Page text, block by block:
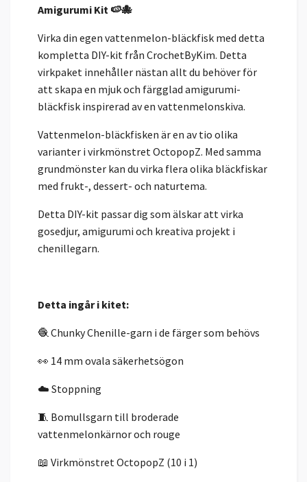
Amigurumi Kit 🍉🐙
Virka din egen vattenmelon-bläckfisk med detta
kompletta DIY-kit från CrochetByKim. Detta
virkpaket innehåller nästan allt du behöver för
att skapa en mjuk och färgglad amigurumi-
bläckfisk inspirerad av en vattenmelonskiva.
Vattenmelon-bläckfisken är en av tio olika
varianter i virkmönstret OctopopZ. Med samma
grundmönster kan du virka flera olika bläckfiskar
med frukt-, dessert- och naturtema.
Detta DIY-kit passar dig som älskar att virka
gosedjur, amigurumi och kreativa projekt i
chenillegarn.
Detta ingår i kitet:
🧶 Chunky Chenille-garn i de färger som behövs
👀 14 mm ovala säkerhetsögon
☁️ Stoppning
🧵 Bomullsgarn till broderade
vattenmelonkärnor och rouge
📖 Virkmönstret OctopopZ (10 i 1)